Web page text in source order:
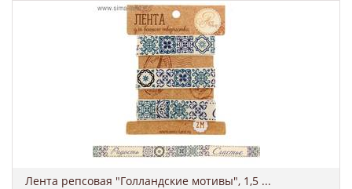
Лента репсовая "Голландские мотивы", 1,5 ...